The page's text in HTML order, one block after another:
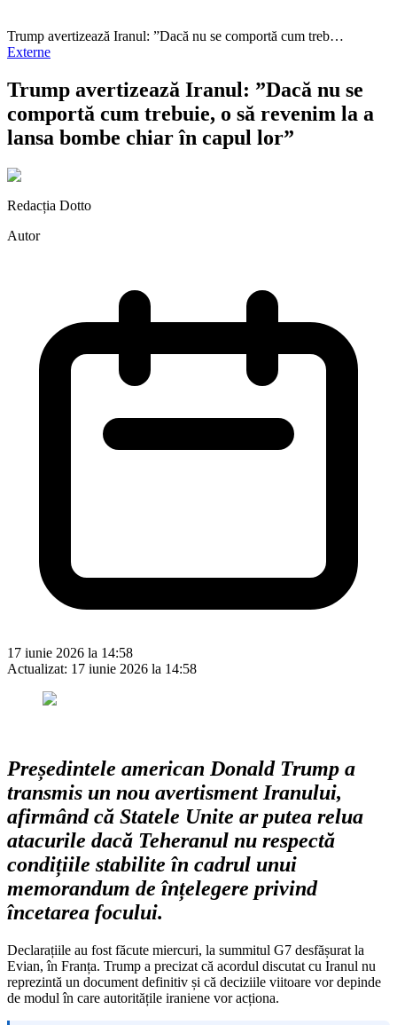
Trump avertizează Iranul: ”Dacă nu se comportă cum treb…
Externe
Trump avertizează Iranul: ”Dacă nu se
comportă cum trebuie, o să revenim la a
lansa bombe chiar în capul lor”
Redacția Dotto
Autor
17 iunie 2026 la 14:58
Actualizat: 17 iunie 2026 la 14:58
Președintele american Donald Trump a
transmis un nou avertisment Iranului,
afirmând că Statele Unite ar putea relua
atacurile dacă Teheranul nu respectă
condițiile stabilite în cadrul unui
memorandum de înțelegere privind
încetarea focului.
Declarațiile au fost făcute miercuri, la summitul G7 desfășurat la
Evian, în Franța. Trump a precizat că acordul discutat cu Iranul nu
reprezintă un document definitiv și că deciziile viitoare vor depinde
de modul în care autoritățile iraniene vor acționa.